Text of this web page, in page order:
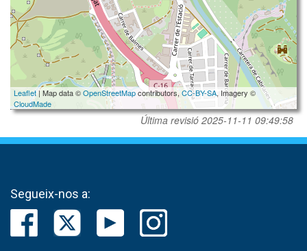
Leaflet| Map data ©OpenStreetMapcontributors, CC-BY-SA, Imagery ©
CloudMade
Última revisió 2025-11-11 09:49:58
Segueix-nos a: